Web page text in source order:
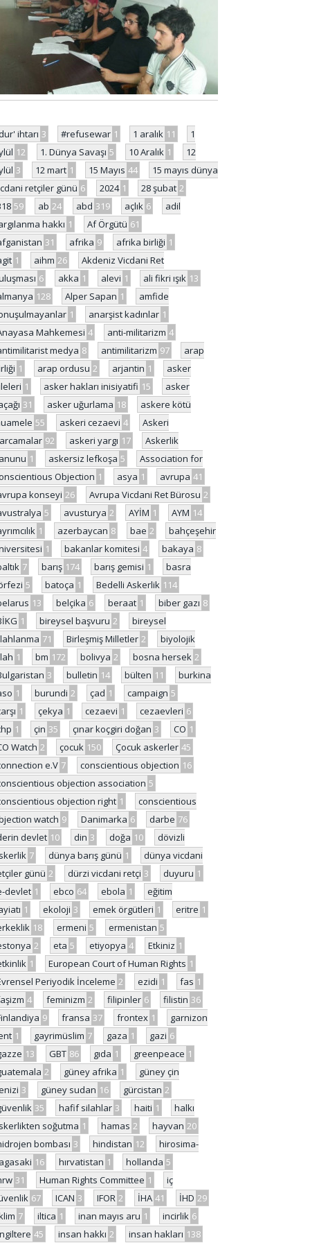
ihtarı 3 #refusewar 1 1 aralık 11
1
12 1. Dünya Savaşı 5 10 Aralık 1
12
3 12 mart 1 15 Mayıs 44
15 mayıs dünya
retçiler günü 6 2024 1 28 şubat 2
59 ab 24 abd 319 açlık 6
adil
hakkı 1 Af Örgütü 61
31 afrika 9 afrika birliği 1
1 aihm 26
Akdeniz Vicdani Ret
6 akka 1 alevi 1 ali fikri ışık 13
128 Alper Sapan 1
amfide
1 anarşist kadınlar 1
Mahkemesi 4 anti-militarizm 4
medya 8 antimilitarizm 97
arap
1 arap ordusu 2 arjantin 1
asker
1 asker hakları inisiyatifi 15
asker
31 asker uğurlama 18
askere kötü
55 askeri cezaevi 4
Askeri
92 askeri yargı 17
Askerlik
1 askersiz lefkoşa 5
Association for
Objection 1 asya 1 avrupa 41
konseyi 26 Avrupa Vicdani Ret Bürosu 2
5 avusturya 2 AYİM 1 AYM 14
1 azerbaycan 8 bae 2
bahçeşehir
1 bakanlar komitesi 4 bakaya 8
7 barış 174 barış gemisi 1
basra
5 batoça 1 Bedelli Askerlik 114
13 belçika 6 beraat 1 biber gazı 8
1 bireysel başvuru 2
bireysel
71 Birleşmiş Milletler 2
biyolojik
1 bm 172 bolivya 2 bosna hersek 2
3 bulletin 14 bülten 11
burkina
1 burundi 2 çad 1 campaign 5
1 çekya 1 cezaevi 1 cezaevleri 6
1 çin 35 çınar koçgiri doğan 3 CO 1
Watch 2 çocuk 150 Çocuk askerler 45
e.V 7 conscientious objection 16
objection association 5
objection right 1
conscientious
watch 9 Danimarka 6 darbe 76
devlet 10 din 3 doğa 10
dövizli
7 dünya barış günü 1
dünya vicdani
günü 2 dürzi vicdani retçi 3 duyuru 1
devlet 1 ebco 64 ebola 1
eğitim
1 ekoloji 3 emek örgütleri 1 eritre 1
18 ermeni 5 ermenistan 5
2 eta 5 etiyopya 4 Etkiniz 1
1 European Court of Human Rights 1
Periyodik İnceleme 2 ezidi 1 fas 1
4 feminizm 2 filipinler 6 filistin 36
9 fransa 37 frontex 1
garnizon
1 gayrimüslim 7 gaza 1 gazi 6
13 GBT 86 gıda 1 greenpeace 1
2 güney afrika 1
güney çin
3 güney sudan 16 gürcistan 2
35 hafif silahlar 3 haiti 1
halkı
soğutma 1 hamas 2 hayvan 20
bombası 3 hindistan 12
hirosima-
16 hırvatistan 1 hollanda 5
31 Human Rights Committee 1
iç
67 ICAN 3 IFOR 2 İHA 41 İHD 29
7 iltica 1 inan mayıs aru 1 incirlik 6
45 insan hakkı 2 insan hakları 138